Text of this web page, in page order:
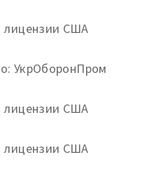
УкрОборонПром